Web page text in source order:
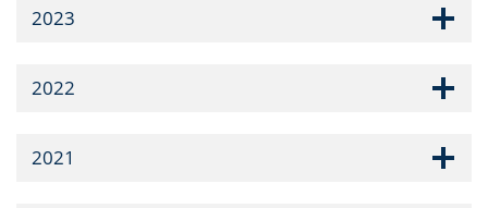
2023
2022
2021